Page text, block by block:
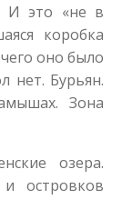
И это «не в
коробка
оно было
нет. Бурьян.
Зона
озера.
островков